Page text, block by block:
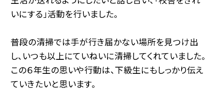
いにする」活動を行いました。
普段の清掃では手が行き届かない場所を見つけ出
し、いつも以上にていねいに清掃してくれていました。
この６年生の思いや行動は、下級生にもしっかり伝え
ていきたいと思います。